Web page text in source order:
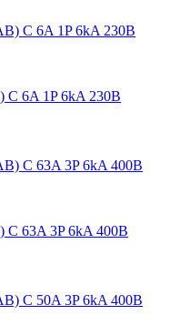
C 6A 1P 6kA 230В
C 63A 3P 6kA 400В